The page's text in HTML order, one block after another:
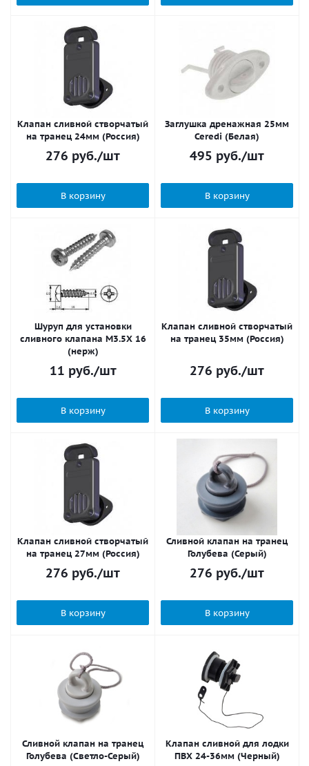
Клапан сливной створчатый
на транец 24мм (Россия)
276 руб./шт
В корзину
Заглушка дренажная 25мм
Ceredi (Белая)
495 руб./шт
В корзину
Шуруп для установки
сливного клапана M3.5X 16
(нерж)
11 руб./шт
В корзину
Клапан сливной створчатый
на транец 35мм (Россия)
276 руб./шт
В корзину
Клапан сливной створчатый
на транец 27мм (Россия)
276 руб./шт
В корзину
Сливной клапан на транец
Голубева (Серый)
276 руб./шт
В корзину
Сливной клапан на транец
Голубева (Светло-Серый)
Клапан сливной для лодки
ПВХ 24-36мм (Черный)